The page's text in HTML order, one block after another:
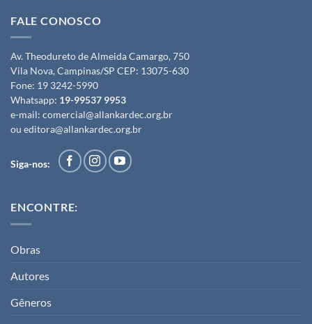
FALE CONOSCO
Av. Theodureto de Almeida Camargo, 750
Vila Nova, Campinas/SP CEP: 13075-630
Fone: 19 3242-5990
Whatsapp: 19-99537 9953
e-mail: comercial@allankardec.org.br
ou editora@allankardec.org.br
Siga-nos:
ENCONTRE:
Obras
Autores
Gêneros